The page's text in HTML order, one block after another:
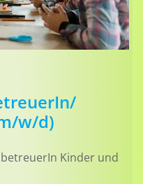
w/d)
Kinder und